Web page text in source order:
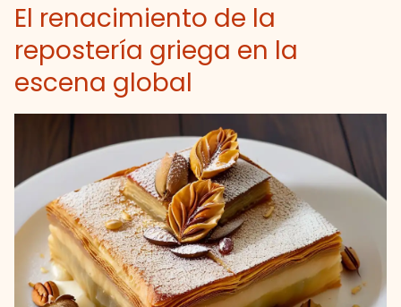
El renacimiento de la
repostería griega en la
escena global